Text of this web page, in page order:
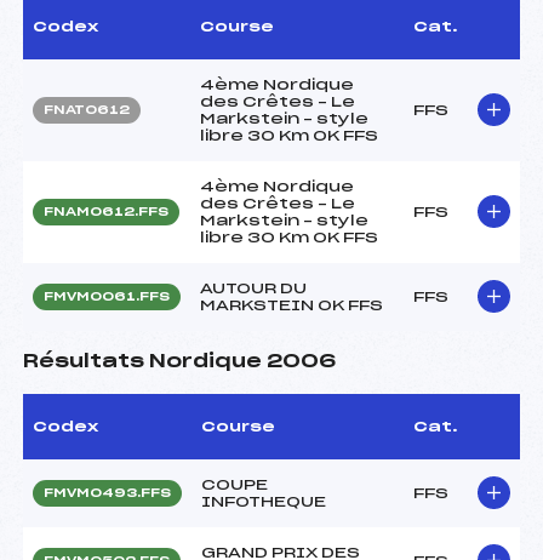
Codex Course Cat.
FNAT0612
4ème Nordique
des Crêtes – Le
Markstein – style
libre 30 Km OK FFS
FFS
FNAM0612.FFS
4ème Nordique
des Crêtes – Le
Markstein – style
libre 30 Km OK FFS
FFS
FMVM0061.FFS
AUTOUR DU
MARKSTEIN OK FFS
FFS
Résultats Nordique 2006
Codex Course Cat.
FMVM0493.FFS
COUPE
INFOTHEQUE
FFS
GRAND PRIX DES